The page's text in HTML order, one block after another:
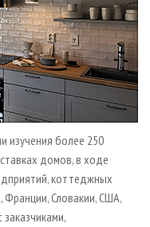
изучения более 250
домов, в ходе
коттеджных
Франции, Словакии, США,